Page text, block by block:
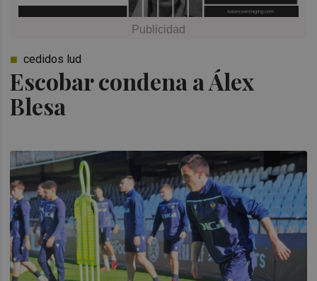
Escobar condena a Álex
Blesa
cedidos lud